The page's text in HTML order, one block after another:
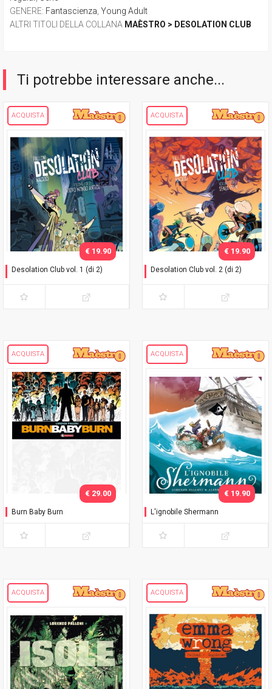
GENERE: Fantascienza Young Adult
ALTRI TITOLI DELLA COLLANA MAÈSTRO > DESOLATION CLUB
Ti potrebbe interessare anche...
ACQUISTA
Desolation Club vol. 1 (di 2)
€ 19.90
ACQUISTA
Desolation Club vol. 2 (di 2)
€ 19.90
ACQUISTA
Burn Baby Burn
€ 29.00
ACQUISTA
L'ignobile Shermann
€ 19.90
ACQUISTA ACQUISTA